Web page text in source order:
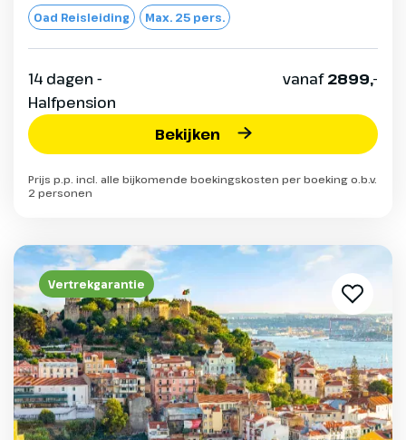
Oad Reisleiding Max. 25 pers.
14 dagen -
Halfpension
vanaf2899,-
Bekijken
Prijs p.p. incl. alle bijkomende boekingskosten per boeking o.b.v.
2 personen
Vertrekgarantie